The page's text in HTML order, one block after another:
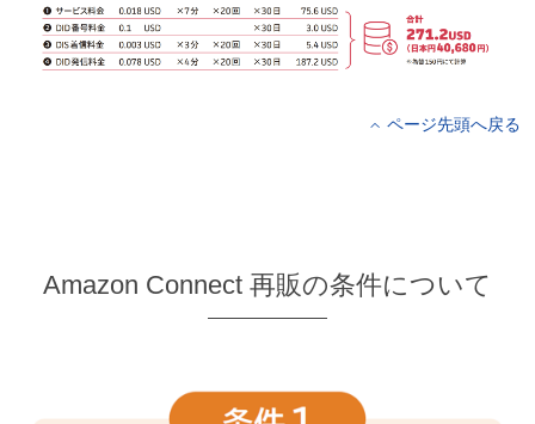
ページ先頭へ戻る
Amazon Connect 再販の条件について